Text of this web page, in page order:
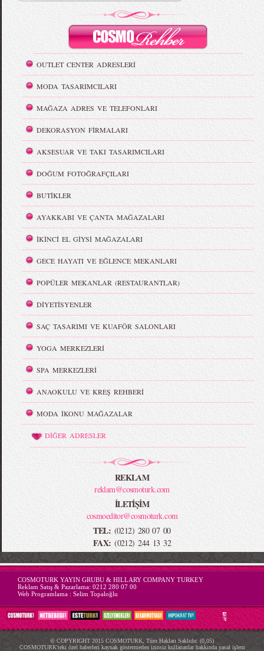
OUTLET CENTER ADRESLERİ
MODA TASARIMCILARI
MAĞAZA ADRES VE TELEFONLARI
DEKORASYON FİRMALARI
AKSESUAR VE TAKI TASARIMCILARI
DOĞUM FOTOĞRAFÇILARI
BUTİKLER
AYAKKABI VE ÇANTA MAĞAZALARI
İKİNCİ EL GİYSİ MAĞAZALARI
GECE HAYATI VE EĞLENCE MEKANLARI
POPÜLER MEKANLAR (RESTAURANTLAR)
DİYETİSYENLER
SAÇ TASARIMI VE KUAFÖR SALONLARI
YOGA MERKEZLERİ
SPA MERKEZLERİ
ANAOKULU VE KREŞ REHBERİ
MODA İKONU MAĞAZALAR
DİĞER ADRESLER
REKLAM
reklam@cosmoturk.com
İLETİŞİM
cosmoeditor@cosmoturk.com
TEL: (0212) 280 07 00
FAX: (0212) 244 13 32
-->
COSMOTURK YAYIN GRUBU & HILLARY COMPANY TURKEY
Reklam Satış & Pazarlama: 0212 280 07 00
Web Programlama : Selim Topaloğlu
© COPYRIGHT 2015 COSMOTURK, Tüm Hakları Saklıdır. (0,05)
COSMOTURK'teki özel haberleri kaynak göstermeden izinsiz kullananlar hakkında yasal işlem